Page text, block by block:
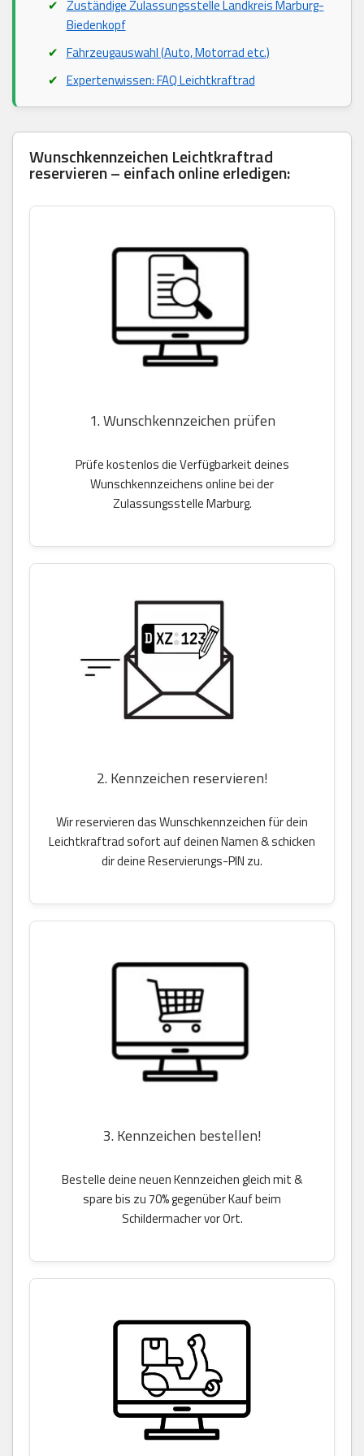
Zuständige Zulassungsstelle Landkreis Marburg-
Biedenkopf
Fahrzeugauswahl (Auto, Motorrad etc.)
Expertenwissen: FAQ Leichtkraftrad
Wunschkennzeichen Leichtkraftrad
reservieren – einfach online erledigen:
1. Wunschkennzeichen prüfen
Prüfe kostenlos die Verfügbarkeit deines
Wunschkennzeichens online bei der
Zulassungsstelle Marburg.
2. Kennzeichen reservieren!
Wir reservieren das Wunschkennzeichen für dein
Leichtkraftrad sofort auf deinen Namen & schicken
dir deine Reservierungs-PIN zu.
3. Kennzeichen bestellen!
Bestelle deine neuen Kennzeichen gleich mit &
spare bis zu 70% gegenüber Kauf beim
Schildermacher vor Ort.